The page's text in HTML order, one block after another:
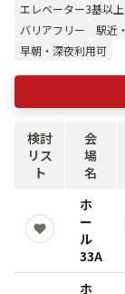
エレベーター3基以上
バリアフリー
駅近
早朝・深夜利用可
検討
リス
ト
会
場
名
ホ
ー
ル
33A
ホ